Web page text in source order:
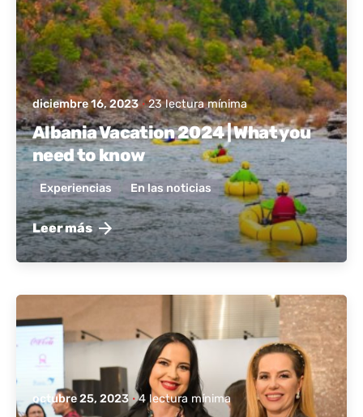
diciembre 16, 2023 23 lectura mínima
Albania Vacation 2024 | What you
need to know
Experiencias En las noticias
Leer más
Albania activa
octubre 25, 2023 4 lectura mínima